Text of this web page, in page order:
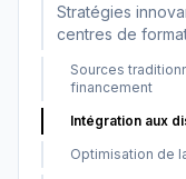
Stratégies
centres de
Sources
financement
Intégration aux
Optimisation de